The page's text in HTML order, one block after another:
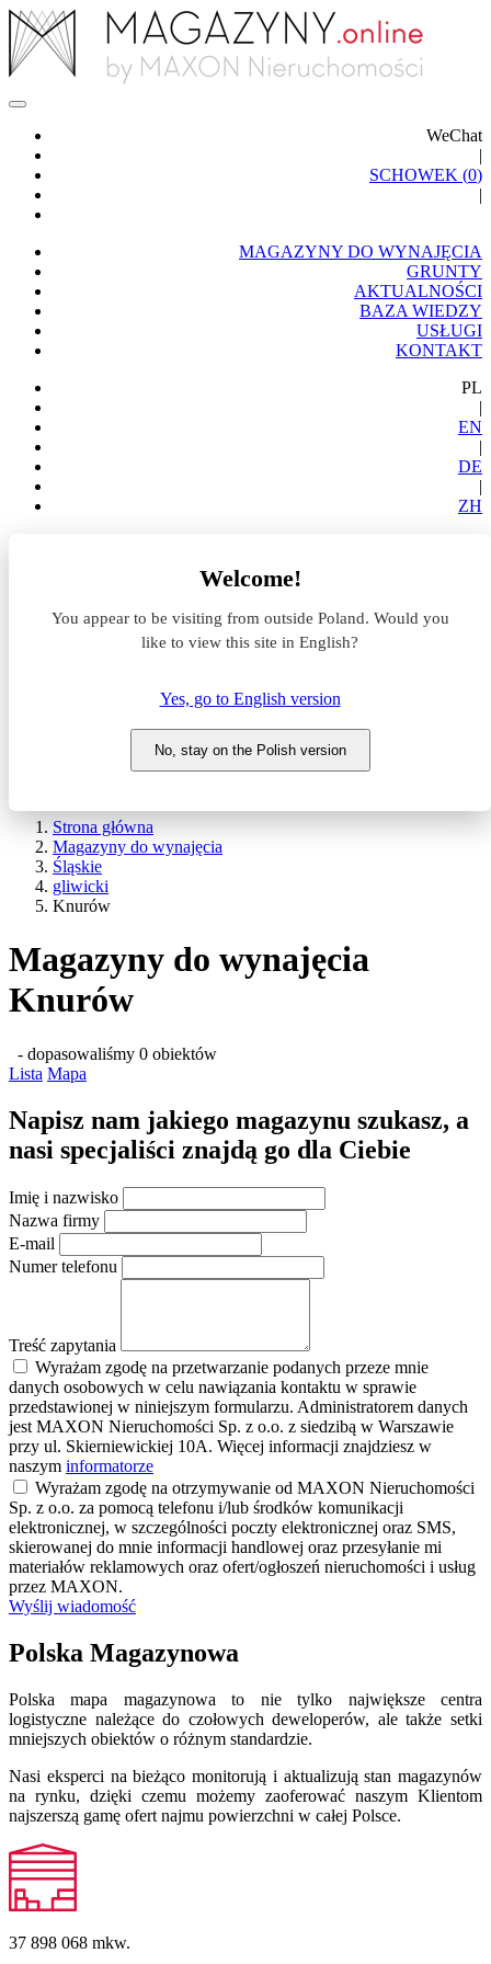
WeChat
|
SCHOWEK (0)
|
MAGAZYNY DO WYNAJĘCIA
GRUNTY
AKTUALNOŚCI
BAZA WIEDZY
USŁUGI
KONTAKT
PL
|
EN
|
DE
|
ZH
Welcome!
You appear to be visiting from outside Poland. Would you
like to view this site in English?
Yes, go to English version
No, stay on the Polish version
Lokalizacja
Strona główna
Magazyny do wynajęcia
Śląskie
gliwicki
Knurów
Magazyny do wynajęcia
Knurów
- dopasowaliśmy 0 obiektów
Lista Mapa
Napisz nam jakiego magazynu szukasz, a
nasi specjaliści znajdą go dla Ciebie
Imię i nazwisko
Nazwa firmy
E-mail
Numer telefonu
Treść zapytania
Wyrażam zgodę na przetwarzanie podanych przeze mnie
danych osobowych w celu nawiązania kontaktu w sprawie
przedstawionej w niniejszym formularzu. Administratorem danych
jest MAXON Nieruchomości Sp. z o.o. z siedzibą w Warszawie
przy ul. Skierniewickiej 10A. Więcej informacji znajdziesz w
naszym informatorze
Wyrażam zgodę na otrzymywanie od MAXON Nieruchomości
Sp. z o.o. za pomocą telefonu i/lub środków komunikacji
elektronicznej, w szczególności poczty elektronicznej oraz SMS,
skierowanej do mnie informacji handlowej oraz przesyłanie mi
materiałów reklamowych oraz ofert/ogłoszeń nieruchomości i usług
przez MAXON.
Wyślij wiadomość
Polska Magazynowa
Polska mapa magazynowa to nie tylko największe centra
logistyczne należące do czołowych deweloperów, ale także setki
mniejszych obiektów o różnym standardzie.
Nasi eksperci na bieżąco monitorują i aktualizują stan magazynów
na rynku, dzięki czemu możemy zaoferować naszym Klientom
najszerszą gamę ofert najmu powierzchni w całej Polsce.
37 898 068 mkw.